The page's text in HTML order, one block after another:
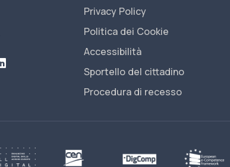
Privacy Policy
Politica dei Cookie
Accessibilità
Sportello del cittadino
Procedura di recesso